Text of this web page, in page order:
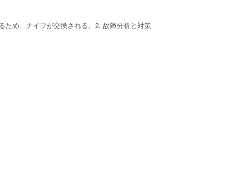
ため、ナイフが交換される。2. 故障分析と対策